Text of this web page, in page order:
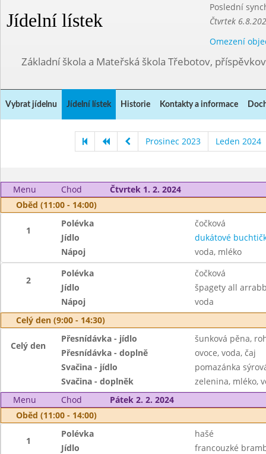
Jídelní lístek
Poslední
Čtvrtek
Omezení
Základní škola a Mateřská škola Třebotov,
Vybrat jídelnu Jídelní lístek Historie Kontakty a informace
Prosinec 2023 Leden 2024
Menu Chod
Čtvrtek 1. 2. 2024
Oběd (11:00 - 14:00)
1
Polévka
čočková
Jídlo
dukátové
Nápoj
voda, mléko
2
Polévka
čočková
Jídlo
špagety all
Nápoj
voda
Celý den (9:00 - 14:30)
Celý den
Přesnídávka - jídlo
šunková pěna,
Přesnídávka - doplně
ovoce, voda, čaj
Svačina - jídlo
pomazánka
Svačina - doplněk
zelenina, mléko,
Menu
Chod
Pátek 2. 2. 2024
Oběd (11:00 - 14:00)
1
Polévka
hašé
Jídlo
francouzké